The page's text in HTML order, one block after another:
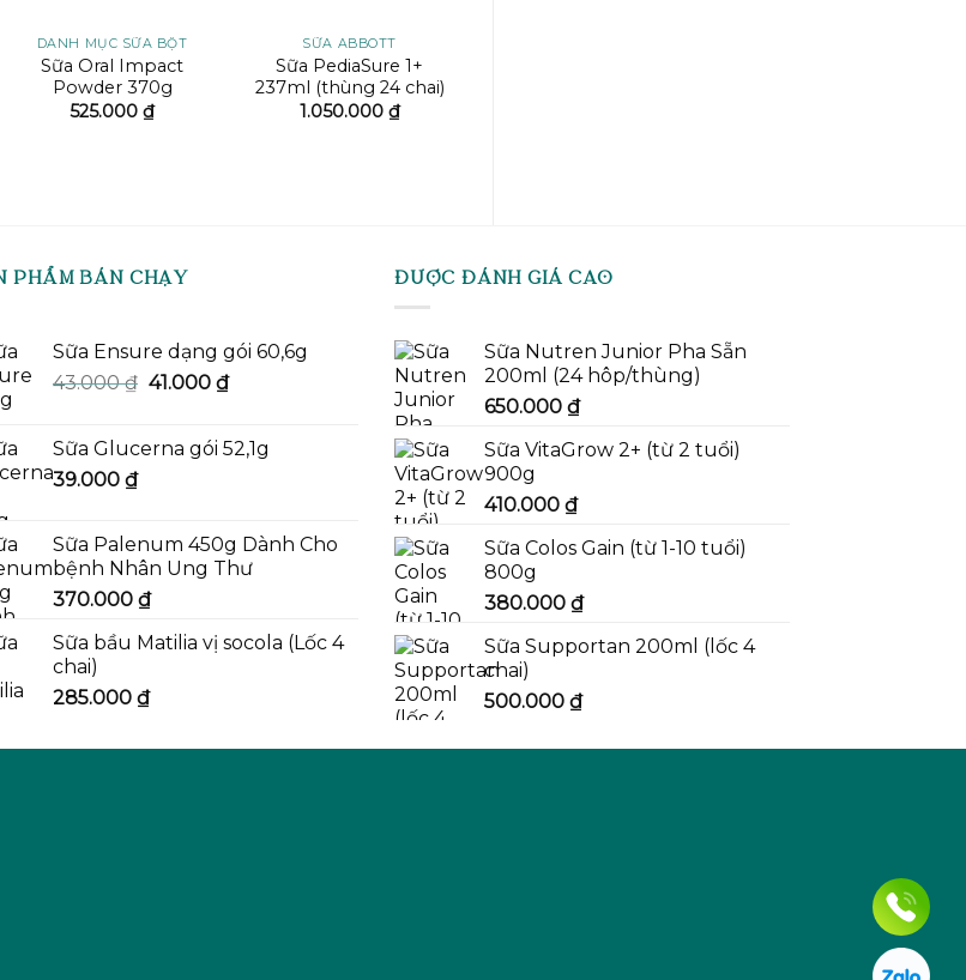
DANH MỤC SỮA BỘT
Sữa Oral Impact
Powder 370g
525.000₫
SỮA ABBOTT
Sữa PediaSure 1+
237ml (thùng 24 chai)
1.050.000 ₫
PHẨM BÁN CHẠY
Sữa Ensure dạng gói 60,6g
43.000₫ Giá
43.000 ₫.
41.000 ₫Giá
là:
Sữa Glucerna gói 52,1g
39.000 ₫
Sữa Palenum 450g Dành Cho
bệnh Nhân Ung Thư
370.000 ₫
Sữa bầu Matilia vị socola (Lốc 4
chai)
285.000 ₫
ĐƯỢC ĐÁNH GIÁ CAO
Sữa Nutren Junior Pha Sẵn
200ml (24 hôp/thùng)
650.000 ₫
Sữa VitaGrow 2+ (từ 2 tuổi)
900g
410.000 ₫
Sữa Colos Gain (từ 1-10 tuổi)
800g
380.000 ₫
Sữa Supportan 200ml (lốc 4
chai)
500.000 ₫